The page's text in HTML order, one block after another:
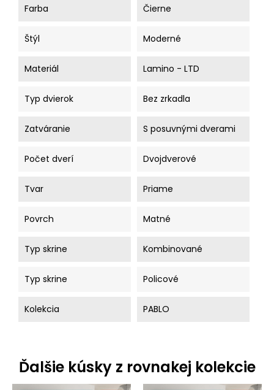
Farba Čierne
Štýl Moderné
Materiál Lamino - LTD
Typ dvierok Bez zrkadla
Zatváranie S posuvnými dverami
Počet dverí Dvojdverové
Tvar Priame
Povrch Matné
Typ skrine Kombinované
Typ skrine Policové
Kolekcia PABLO
Ďalšie kúsky z rovnakej kolekcie